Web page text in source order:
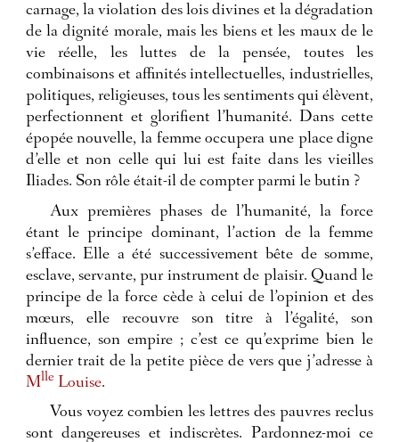
carnage, la violation des lois divines et la dégradation
de la dignité morale, mais les biens et les maux de le
vie réelle, les luttes de la pensée, toutes les
combinaisons et affinités intellectuelles, industrielles,
politiques, religieuses, tous les sentiments qui élèvent,
perfectionnent et glorifient l’humanité. Dans cette
épopée nouvelle, la femme occupera une place digne
d’elle et non celle qui lui est faite dans les vieilles
Iliades. Son rôle était-il de compter parmi le butin ?
Aux premières phases de l’humanité, la force
étant le principe dominant, l’action de la femme
s’efface. Elle a été successivement bête de somme,
esclave, servante, pur instrument de plaisir. Quand le
principe de la force cède à celui de l’opinion et des
mœurs, elle recouvre son titre à l’égalité, son
influence, son empire ; c’est ce qu’exprime bien le
dernier trait de la petite pièce de vers que j’adresse à
Mlle Louise.
Vous voyez combien les lettres des pauvres reclus
sont dangereuses et indiscrètes. Pardonnez-moi ce